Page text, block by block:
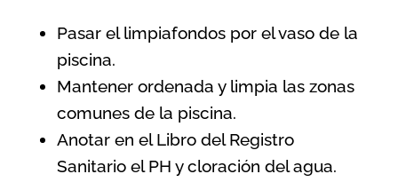
Pasar el limpiafondos por el vaso de la
piscina.
Mantener ordenada y limpia las zonas
comunes de la piscina.
Anotar en el Libro del Registro
Sanitario el PH y cloración del agua.